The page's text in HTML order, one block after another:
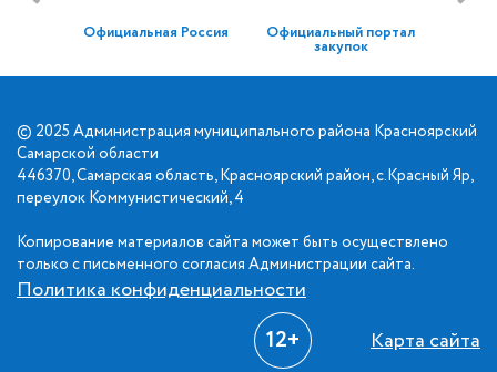
Официальная Россия Официальный портал
закупок
© 2025 Администрация муниципального района Красноярский
Самарской области
446370, Самарская область, Красноярский район, с.Красный Яр,
переулок Коммунистический, 4
Копирование материалов сайта может быть осуществлено
только с письменного согласия Администрации сайта.
Политика конфиденциальности
12+ Карта сайта